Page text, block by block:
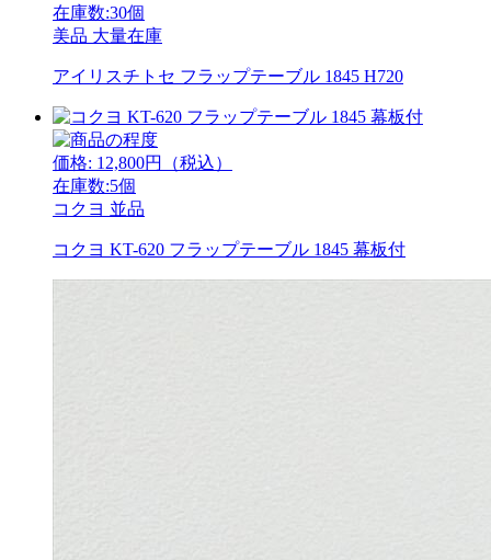
在庫数:30個
美品 大量在庫
アイリスチトセ フラップテーブル 1845 H720
価格: 12,800円（税込）
在庫数:5個
コクヨ 並品
コクヨ KT-620 フラップテーブル 1845 幕板付